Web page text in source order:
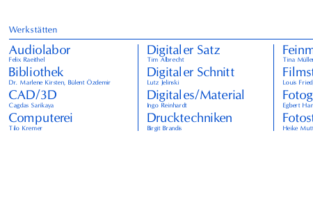
Werkstätten
Audiolabor
Felix Raeithel
Bibliothek
Dr. Marlene Kirsten, Bülent Özdemir
CAD/3D
Cagdas Sarikaya
Computerei
Tilo Kremer
Digitaler Satz
Tim Albrecht
Digitaler Schnitt
Lutz Jelinski
Digitales/Material
Ingo Reinhardt
Drucktechniken
Birgit Brandis
Tina
Louis
Egbert
Heike